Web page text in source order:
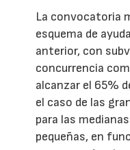
La convocatoria
esquema de
anterior, con
concurrencia
alcanzar el 65%
el caso de las
para las
pequeñas, en